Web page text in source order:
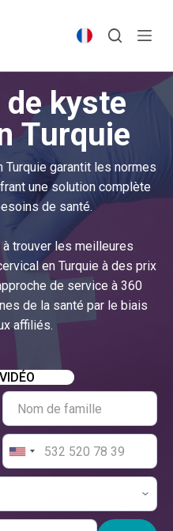
kyste
Turquie
garantit les normes
une solution complète
de santé.
trouver les meilleures
en Turquie à des prix
de service à 360
de la santé par le biais
affiliés.